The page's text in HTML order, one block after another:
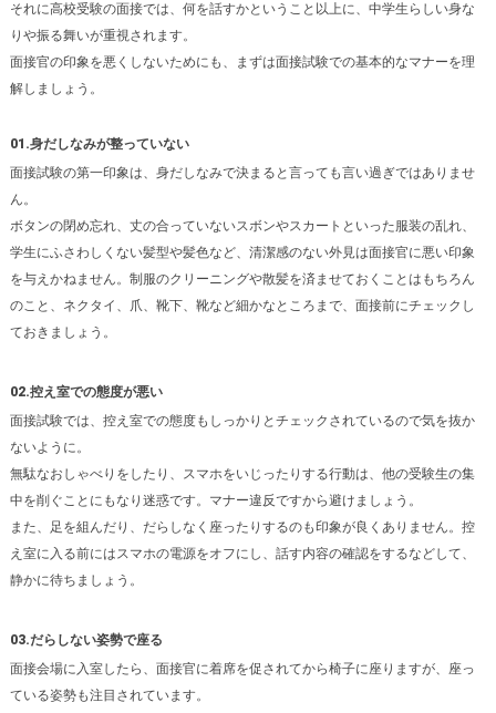
それに高校受験の面接では、何を話すかということ以上に、中学生らしい身な
りや振る舞いが重視されます。
面接官の印象を悪くしないためにも、まずは面接試験での基本的なマナーを理
解しましょう。
01.身だしなみが整っていない
面接試験の第一印象は、身だしなみで決まると言っても言い過ぎではありませ
ん。
ボタンの閉め忘れ、丈の合っていないスボンやスカートといった服装の乱れ、
学生にふさわしくない髪型や髪色など、清潔感のない外見は面接官に悪い印象
を与えかねません。制服のクリーニングや散髪を済ませておくことはもちろん
のこと、ネクタイ、爪、靴下、靴など細かなところまで、面接前にチェックし
ておきましょう。
02.控え室での態度が悪い
面接試験では、控え室での態度もしっかりとチェックされているので気を抜か
ないように。
無駄なおしゃべりをしたり、スマホをいじったりする行動は、他の受験生の集
中を削ぐことにもなり迷惑です。マナー違反ですから避けましょう。
また、足を組んだり、だらしなく座ったりするのも印象が良くありません。控
え室に入る前にはスマホの電源をオフにし、話す内容の確認をするなどして、
静かに待ちましょう。
03.だらしない姿勢で座る
面接会場に入室したら、面接官に着席を促されてから椅子に座りますが、座っ
ている姿勢も注目されています。